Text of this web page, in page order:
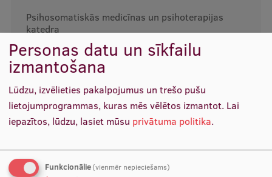
Stratēģija
Struktūra
Vēsture un tradīcijas
RSU fonds
Muzeji un ekspozīcijas
Psihosomatiskās medicīnas un psihoterapijas
katedra
Medicīnas izglītības tehnoloģiju centrs
Personas datu un sīkfailu
izmantošana
Lūdzu, izvēlieties pakalpojumus un trešo pušu
lietojumprogrammas, kuras mēs vēlētos izmantot. Lai
iepazītos, lūdzu, lasiet mūsu privātuma politika.
Funkcionālie(vienmēr nepieciešams)